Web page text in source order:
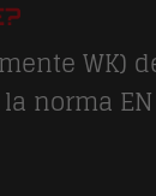
WK)
norma EN